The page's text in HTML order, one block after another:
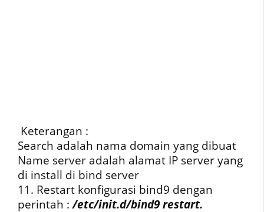
Keterangan :
Search adalah nama domain yang dibuat
Name server adalah alamat IP server yang
di install di bind server
11. Restart konfigurasi bind9 dengan
perintah : /etc/init.d/bind9 restart.